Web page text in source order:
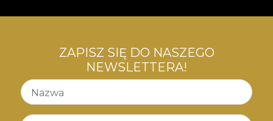
ZAPISZ SIĘ DO NASZEGO
NEWSLETTERA!
Nazwa